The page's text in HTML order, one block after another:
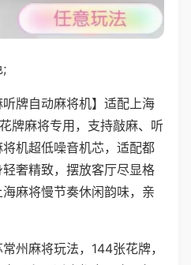
;
听牌自动麻将机】适配上海
牌麻将专用，支持敲麻、听
机超低噪音机芯，适配都
奢精致，摆放客厅尽显格
麻将慢节奏休闲韵味，亲
州麻将玩法，144张花牌，